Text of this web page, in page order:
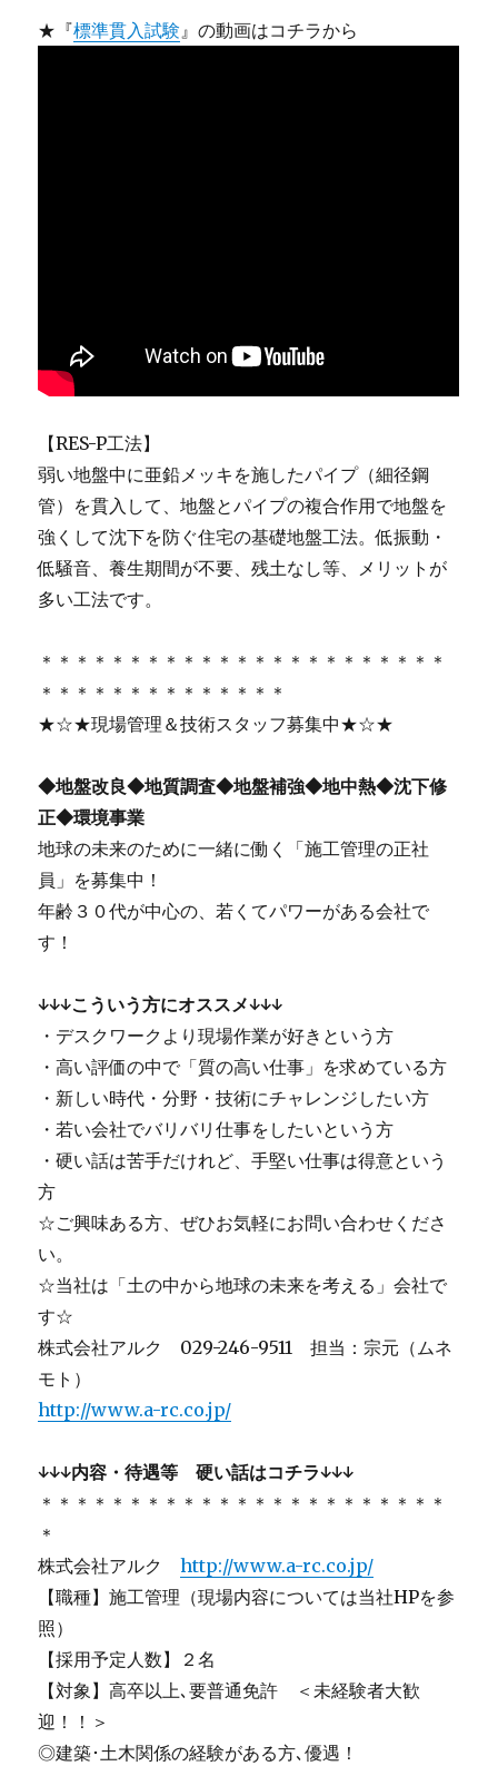
★『標準貫入試験』の動画はコチラから
【RES-P工法】
弱い地盤中に亜鉛メッキを施したパイプ（細径鋼
管）を貫入して、地盤とパイプの複合作用で地盤を
強くして沈下を防ぐ住宅の基礎地盤工法。低振動・
低騒音、養生期間が不要、残土なし等、メリットが
多い工法です。
＊＊＊＊＊＊＊＊＊＊＊＊＊＊＊＊＊＊＊＊＊＊＊
＊＊＊＊＊＊＊＊＊＊＊＊＊＊
★☆★現場管理＆技術スタッフ募集中★☆★
◆地盤改良◆地質調査◆地盤補強◆地中熱◆沈下修
正◆環境事業
地球の未来のために一緒に働く「施工管理の正社
員」を募集中！
年齢３０代が中心の、若くてパワーがある会社で
す！
↓↓↓こういう方にオススメ↓↓↓
・デスクワークより現場作業が好きという方
・高い評価の中で「質の高い仕事」を求めている方
・新しい時代・分野・技術にチャレンジしたい方
・若い会社でバリバリ仕事をしたいという方
・硬い話は苦手だけれど、手堅い仕事は得意という
方
☆ご興味ある方、ぜひお気軽にお問い合わせくださ
い。
☆当社は「土の中から地球の未来を考える」会社で
す☆
株式会社アルク 029-246-9511 担当：宗元（ムネ
モト）
http://www.a-rc.co.jp/
↓↓↓内容・待遇等 硬い話はコチラ↓↓↓
＊＊＊＊＊＊＊＊＊＊＊＊＊＊＊＊＊＊＊＊＊＊＊
＊
株式会社アルクhttp://www.a-rc.co.jp/
【職種】施工管理（現場内容については当社HPを参
照）
【採用予定人数】２名
【対象】高卒以上､要普通免許 ＜未経験者大歓
迎！！＞
◎建築･土木関係の経験がある方､優遇！